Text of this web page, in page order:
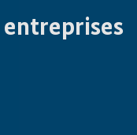
entreprises